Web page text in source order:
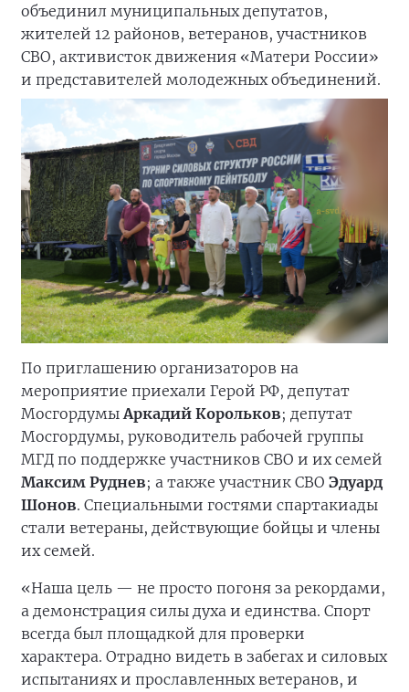
объединил муниципальных депутатов,
жителей 12 районов, ветеранов, участников
СВО, активисток движения «Матери России»
и представителей молодежных объединений.
По приглашению организаторов на
мероприятие приехали Герой РФ, депутат
МосгордумыАркадий Корольков; депутат
Мосгордумы, руководитель рабочей группы
МГД по поддержке участников СВО и их семей
Максим Руднев; а также участник СВО Эдуард
Шонов. Специальными гостями спартакиады
стали ветераны, действующие бойцы и члены
их семей.
«Наша цель — не просто погоня за рекордами,
а демонстрация силы духа и единства. Спорт
всегда был площадкой для проверки
характера. Отрадно видеть в забегах и силовых
испытаниях и прославленных ветеранов, и